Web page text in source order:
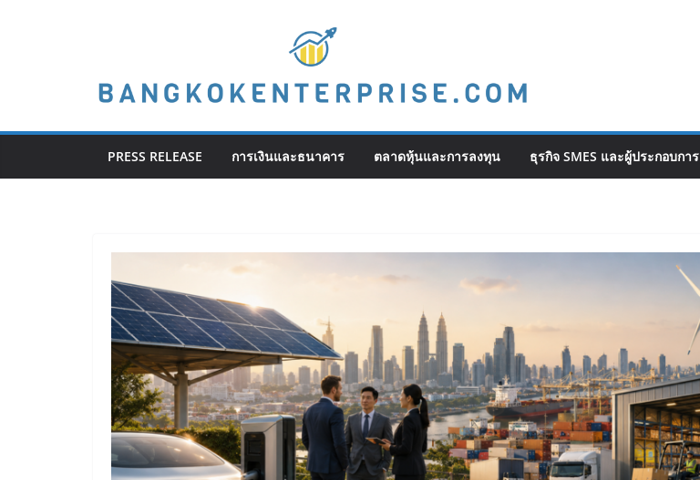
PRESS RELEASE การเงินและธนาคาร ตลาดหุ้นและการลงทุน ธุรกิจ SMES และผู้ประกอบการ